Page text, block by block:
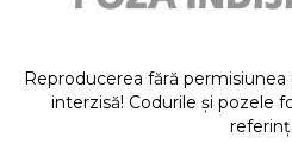
Reproducerea fără
interzisă! Codurile și pozele